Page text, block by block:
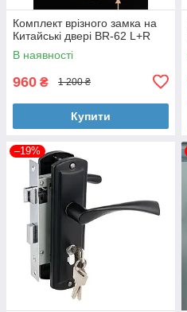
Комплект врізного замка на
Китайські двері BR-62 L+R
В наявності
960 ₴ 1 200 ₴
Купити
–19%